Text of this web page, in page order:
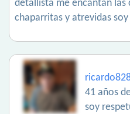
detallista me encantan las
chaparritas y atrevidas
41 años
soy